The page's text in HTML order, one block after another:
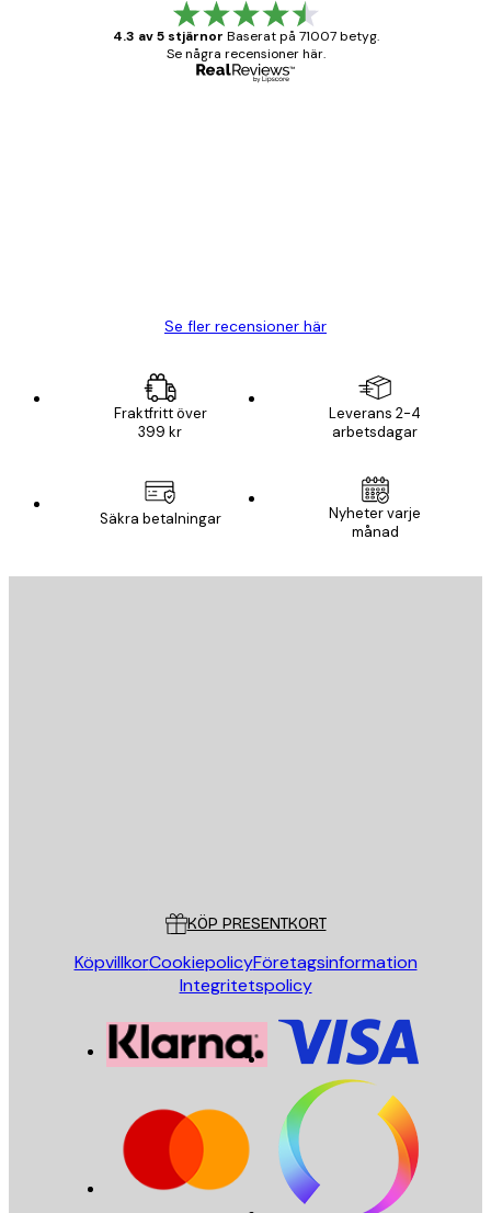
4.3 av 5 stjärnor Baserat på 71007 betyg.
Se några recensioner här.
Se fler recensioner här
Fraktfritt över
399 kr
Leverans 2-4
arbetsdagar
Säkra betalningar
Nyheter varje
månad
KÖP PRESENTKORT
KöpvillkorCookiepolicyFöretagsinformation
Integritetspolicy